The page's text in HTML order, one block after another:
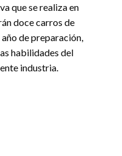
que se realiza en
doce carros de
año de preparación,
habilidades del
industria.